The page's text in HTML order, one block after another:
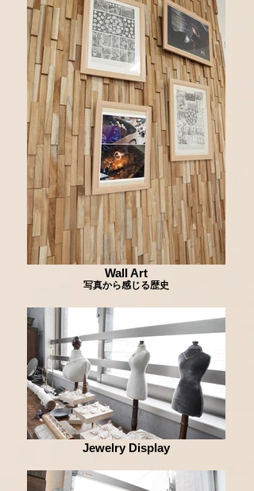
Wall Art
写真から感じる歴史
Jewelry Display